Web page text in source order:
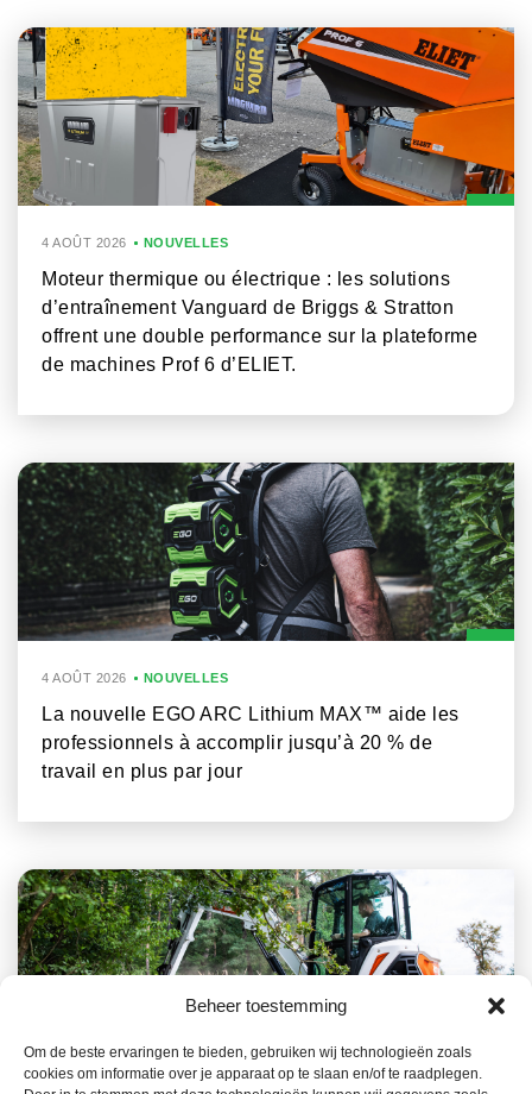
Beheer toestemming
Om de beste ervaringen te bieden, gebruiken wij technologieën zoals
cookies om informatie over je apparaat op te slaan en/of te raadplegen.
4 AOÛT 2026 NOUVELLES
Moteur thermique ou électrique : les solutions
d’entraînement Vanguard de Briggs & Stratton
offrent une double performance sur la plateforme
de machines Prof 6 d’ELIET.
4 AOÛT 2026 NOUVELLES
La nouvelle EGO ARC Lithium MAX™ aide les
professionnels à accomplir jusqu’à 20 % de
travail en plus par jour
NOUVELLES